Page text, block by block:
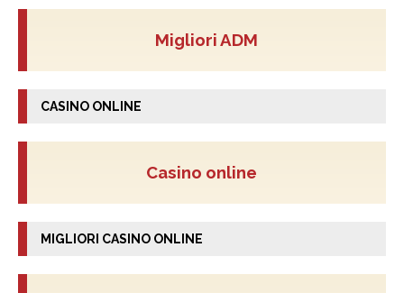
Migliori ADM
CASINO ONLINE
Casino online
MIGLIORI CASINO ONLINE